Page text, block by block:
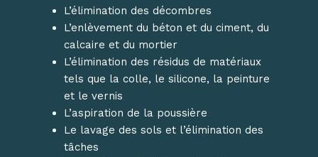
L’élimination des décombres
L’enlèvement du béton et du ciment, du
calcaire et du mortier
L’élimination des résidus de matériaux
tels que la colle, le silicone, la peinture
et le vernis
L’aspiration de la poussière
Le lavage des sols et l’élimination des
tâches